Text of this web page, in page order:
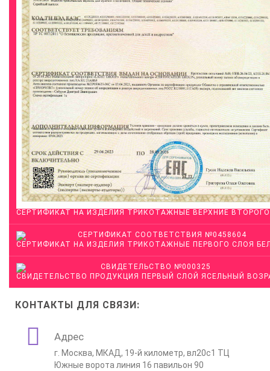
СЕРТИФИКАТ НА ИЗДЕЛИЯ ТРИКОТАЖНЫЕ ВЕРХНИЕ
СЕРТИФИКАТ НА ИЗДЕЛИЯ ТРИКОТАЖНЫЕ ПЕРВОГО СЛОЯ
СВИДЕТЕЛЬСТВО ПРОДУКЦИЯ ПЕРВЫЙ СЛОЙ ЯСЕЛЬНЫЙ
КОНТАКТЫ ДЛЯ СВЯЗИ:
Адрес
г. Москва, МКАД, 19-й километр, вл20с1 ТЦ
Южные ворота линия 16 павильон 90